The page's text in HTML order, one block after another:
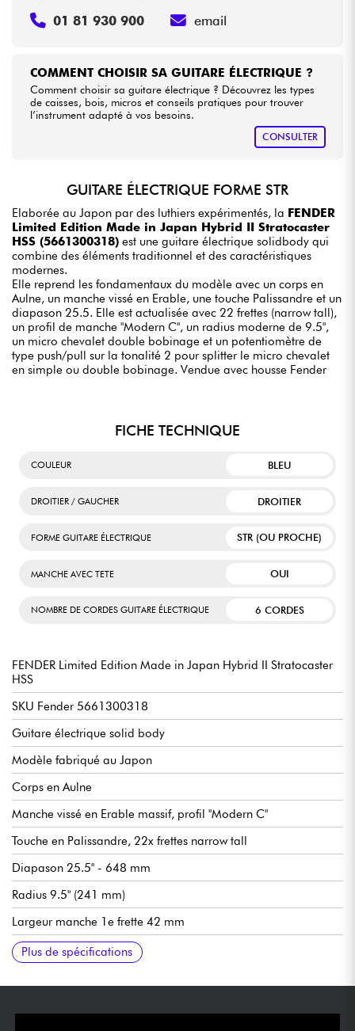
COMMENT CHOISIR SA GUITARE ÉLECTRIQUE ?
Comment choisir sa guitare électrique ? Découvrez les types
de caisses, bois, micros et conseils pratiques pour trouver
l’instrument adapté à vos besoins.
CONSULTER
01 81 930 900 email
GUITARE ÉLECTRIQUE FORME STR
Elaborée au Japon par des luthiers expérimentés, la FENDER
Limited Edition Made in Japan Hybrid II Stratocaster
HSS (5661300318) est une guitare électrique solidbody qui
combine des éléments traditionnel et des caractéristiques
modernes.
Elle reprend les fondamentaux du modèle avec un corps en
Aulne, un manche vissé en Erable, une touche Palissandre et un
diapason 25.5. Elle est actualisée avec 22 frettes (narrow tall),
un profil de manche "Modern C", un radius moderne de 9.5",
un micro chevalet double bobinage et un potentiomètre de
type push/pull sur la tonalité 2 pour splitter le micro chevalet
en simple ou double bobinage. Vendue avec housse Fender
FICHE TECHNIQUE
COULEUR BLEU
DROITIER / GAUCHER DROITIER
FORME GUITARE ÉLECTRIQUE STR (OU PROCHE)
MANCHE AVEC TETE OUI
NOMBRE DE CORDES GUITARE ÉLECTRIQUE 6 CORDES
FENDER Limited Edition Made in Japan Hybrid II Stratocaster
HSS
SKU Fender 5661300318
Guitare électrique solid body
Modèle fabriqué au Japon
Corps en Aulne
Manche vissé en Erable massif, profil "Modern C"
Touche en Palissandre, 22x frettes narrow tall
Diapason 25.5" - 648 mm
Radius 9.5" (241 mm)
Largeur manche 1e frette 42 mm
Micros Hybrid II Custom Voiced (configuration HSS)
Master Volume
Tone 1. (micro manche/centre)
Tone 2. (micro chevalet), fonction push/pull pour coil-split
micro chevalet
Sélecteur micros 5x positions
Vibrato traditionnel Fender 2-Point Synchronized Tremolo with
Vintage-Style Stamped Steel Saddles
Mécaniques à blocage Fender Vintage-Style Locking
Sillet en os
Finition corps brillant
Finition manche satin
Vendue avec housse Fender
Tirants de cordes recommandées (accordage standard) : 9.42,
9.46Plus de spécifications